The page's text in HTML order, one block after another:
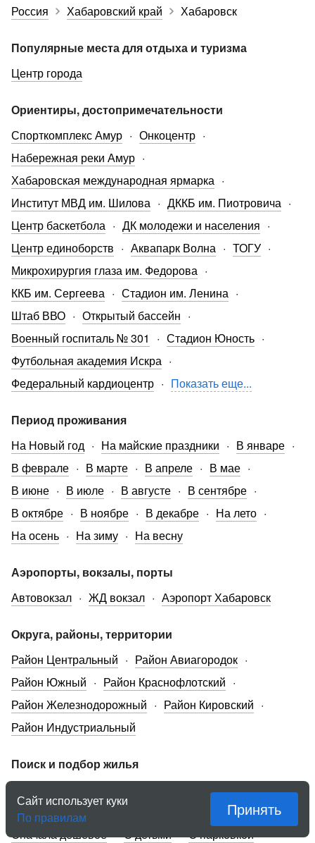
Россия Хабаровский край Хабаровск
Популярные места для отдыха и туризма
Центр города
Ориентиры, достопримечательности
Спорткомплекс Амур
Онкоцентр
Набережная реки Амур
Хабаровская международная ярмарка
Институт МВД им. Шилова
ДККБ им. Пиотровича
Центр баскетбола
ДК молодежи и населения
Центр единоборств
Аквапарк Волна
ТОГУ
Микрохирургия глаза им. Федорова
ККБ им. Сергеева
Стадион им. Ленина
Штаб ВВО
Открытый бассейн
Военный госпиталь № 301
Стадион Юность
Футбольная академия Искра
Федеральный кардиоцентр
Показать еще...
Период проживания
На Новый год
На майские праздники
В январе
В феврале
В марте В апреле
В мае
В июне
В июле В августе
В сентябре
В октябре
В ноябре В декабре
На лето
На осень
На зиму На весну
Аэропорты, вокзалы, порты
Автовокзал
ЖД вокзал Аэропорт Хабаровск
Округа, районы, территории
Район Центральный
Район Авиагородок
Район Южный
Район Краснофлотский
Район Железнодорожный
Район Кировский
Район Индустриальный
Поиск и подбор жилья
Для курящих
С питомцем
В командировке
Сначала дорогое
Сначала дешевое
С детьми С парковкой
Сайт использует куки
По правилам
Принять